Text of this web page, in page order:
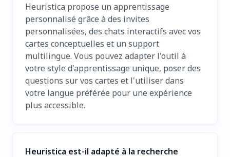
Heuristica propose un apprentissage
personnalisé grâce à des invites
personnalisées, des chats interactifs avec vos
cartes conceptuelles et un support
multilingue. Vous pouvez adapter l'outil à
votre style d'apprentissage unique, poser des
questions sur vos cartes et l'utiliser dans
votre langue préférée pour une expérience
plus accessible.
Heuristica est-il adapté à la recherche